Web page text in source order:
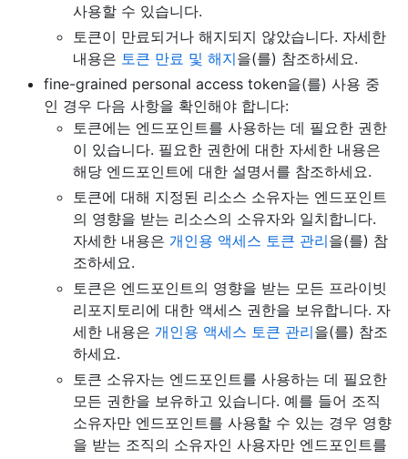
사용할 수 있습니다.
토큰이 만료되거나 해지되지 않았습니다. 자세한
내용은 토큰 만료 및 해지을(를) 참조하세요.
fine-grained personal access token을(를) 사용 중
인 경우 다음 사항을 확인해야 합니다:
토큰에는 엔드포인트를 사용하는 데 필요한 권한
이 있습니다. 필요한 권한에 대한 자세한 내용은
해당 엔드포인트에 대한 설명서를 참조하세요.
토큰에 대해 지정된 리소스 소유자는 엔드포인트
의 영향을 받는 리소스의 소유자와 일치합니다.
자세한 내용은 개인용 액세스 토큰 관리을(를) 참
조하세요.
토큰은 엔드포인트의 영향을 받는 모든 프라이빗
리포지토리에 대한 액세스 권한을 보유합니다. 자
세한 내용은 개인용 액세스 토큰 관리을(를) 참조
하세요.
토큰 소유자는 엔드포인트를 사용하는 데 필요한
모든 권한을 보유하고 있습니다. 예를 들어 조직
소유자만 엔드포인트를 사용할 수 있는 경우 영향
을 받는 조직의 소유자인 사용자만 엔드포인트를